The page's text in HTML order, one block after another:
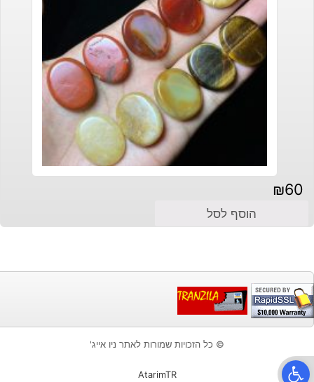
₪60
הוסף לסל
© כל הזכויות שמורות לאתר ניו אייג'
AtarimTR
פתח סרגל נגישות